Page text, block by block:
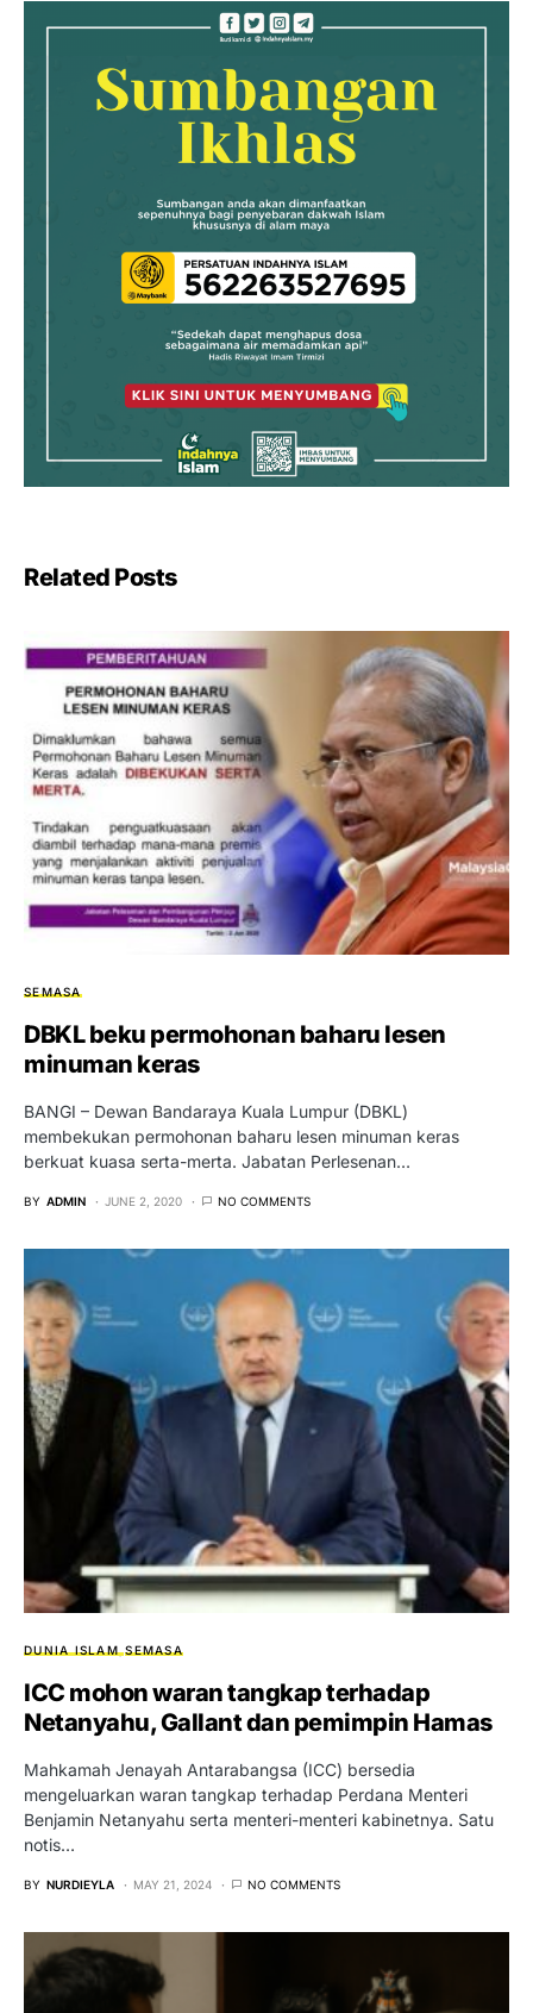
Related Posts
SEMASA
DBKL beku permohonan baharu lesen
minuman keras
BANGI – Dewan Bandaraya Kuala Lumpur (DBKL)
membekukan permohonan baharu lesen minuman keras
berkuat kuasa serta-merta. Jabatan Perlesenan…
BY ADMIN JUNE 2, 2020 NO COMMENTS
DUNIA ISLAM SEMASA
ICC mohon waran tangkap terhadap
Netanyahu, Gallant dan pemimpin Hamas
Mahkamah Jenayah Antarabangsa (ICC) bersedia
mengeluarkan waran tangkap terhadap Perdana Menteri
Benjamin Netanyahu serta menteri-menteri kabinetnya. Satu
notis…
BY NURDIEYLA MAY 21, 2024 NO COMMENTS